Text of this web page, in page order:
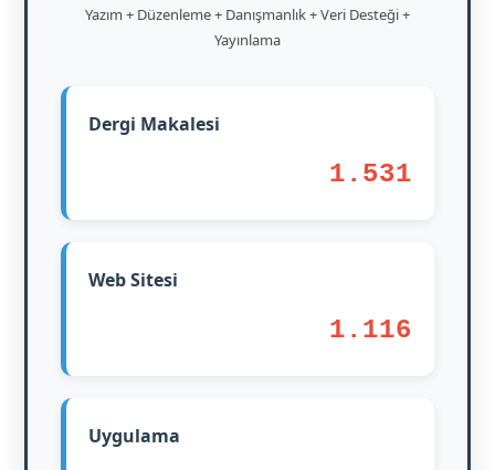
Yazım + Düzenleme + Danışmanlık + Veri Desteği +
Yayınlama
Dergi Makalesi
1.531
Web Sitesi
1.116
Uygulama